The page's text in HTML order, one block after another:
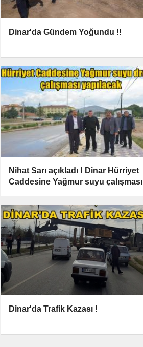
Dinar'da Gündem Yoğundu !!
Nihat Sarı açıkladı ! Dinar Hürriyet
Caddesine Yağmur suyu çalışması
Dinar'da Trafik Kazası !